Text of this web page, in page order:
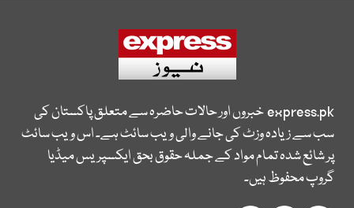
express.pkخبروں اور حالات حاضرہ سے متعلق پاکستان کی
سب سے زیادہ وزٹ کی جانے والی ویب سائٹ ہے۔ اس ویب سائٹ
پر شائع شدہ تمام مواد کے جملہ حقوق بحق ایکسپریس میڈیا
گروپ محفوظ ہیں۔